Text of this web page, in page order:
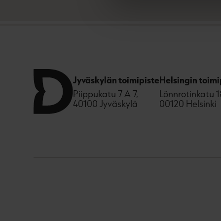
Jyväskylän toimipiste
Piippukatu 7 A 7,
40100 Jyväskylä
Helsingin
Lönnrotinkatu
00120 Helsinki